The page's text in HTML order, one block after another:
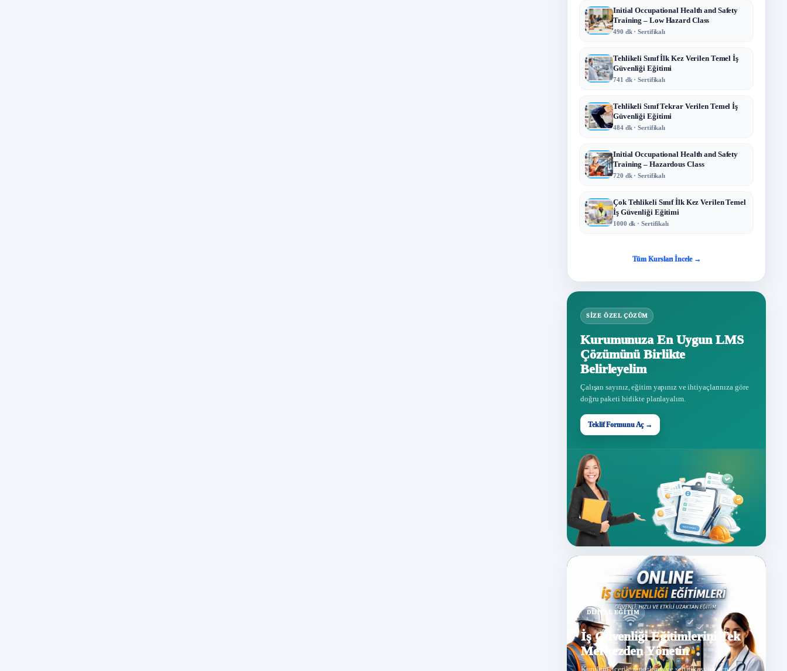
Initial Occupational Health and Safety
Training – Low Hazard Class
490 dk · Sertifikalı
Tehlikeli Sınıf İlk Kez Verilen Temel İş
Güvenliği Eğitimi
741 dk · Sertifikalı
Tehlikeli Sınıf Tekrar Verilen Temel İş
Güvenliği Eğitimi
484 dk · Sertifikalı
Initial Occupational Health and Safety
Training – Hazardous Class
720 dk · Sertifikalı
Çok Tehlikeli Sınıf İlk Kez Verilen Temel
İş Güvenliği Eğitimi
1000 dk · Sertifikalı
Tüm Kursları İncele →
SIZE ÖZEL ÇÖZÜM
Kurumunuza En Uygun LMS
Çözümünü Birlikte
Belirleyelim
Çalışan sayınız, eğitim yapınız ve ihtiyaçlarınıza göre
doğru paketi birlikte planlayalım.
Teklif Formunu Aç →
DIJITAL EĞITIM
İş Güvenliği Eğitimlerini Tek
Merkezden Yönetin
Kurulum, içerik, raporlama ve sertifikasyon aynı